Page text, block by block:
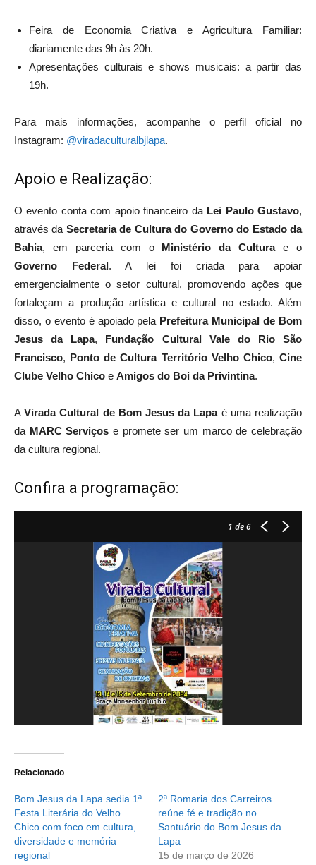
Feira de Economia Criativa e Agricultura Familiar:
diariamente das 9h às 20h.
Apresentações culturais e shows musicais: a partir das
19h.
Para mais informações, acompanhe o perfil oficial no
Instagram: @viradaculturalbjlapa.
Apoio e Realização:
O evento conta com apoio financeiro da Lei Paulo Gustavo,
através da Secretaria de Cultura do Governo do Estado da
Bahia, em parceria com o Ministério da Culturae o
Governo Federal. A lei foi criada para apoiar
emergencialmente o setor cultural, promovendo ações que
fortaleçam a produção artística e cultural no estado. Além
disso, o evento é apoiado pela Prefeitura Municipal de Bom
Jesus da Lapa, Fundação Cultural Vale do Rio São
Francisco, Ponto de Cultura Território Velho Chico,Cine
Clube Velho Chico e Amigos do Boi da Privintina.
AVirada Cultural de Bom Jesus da Lapaé uma realização
da MARC Serviços e promete ser um marco de celebração
da cultura regional.
Confira a programação:
1 de 6
Relacionado
Bom Jesus da Lapa sedia 1ª
Festa Literária do Velho
Chico com foco em cultura,
diversidade e memória
regional
2ª Romaria dos Carreiros
reúne fé e tradição no
Santuário do Bom Jesus da
Lapa
15 de março de 2026